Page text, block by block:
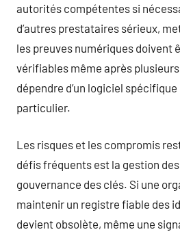
autorités compétentes si
d’autres prestataires sérieux,
les preuves numériques doivent
vérifiables même après
dépendre d’un logiciel spécifique
particulier.
Les risques et les compromis
défis fréquents est la gestion
gouvernance des clés. Si une
maintenir un registre fiable des
devient obsolète, même une